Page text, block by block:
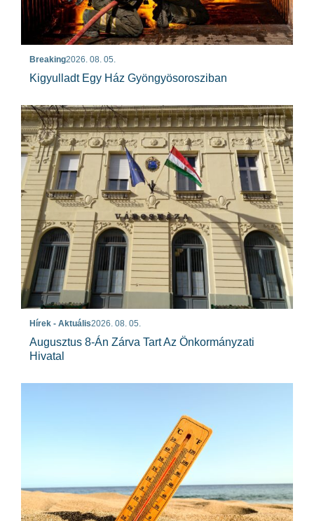
Breaking2026. 08. 05.
Kigyulladt Egy Ház Gyöngyösorosziban
Hírek - Aktuális2026. 08. 05.
Augusztus 8-Án Zárva Tart Az Önkormányzati
Hivatal